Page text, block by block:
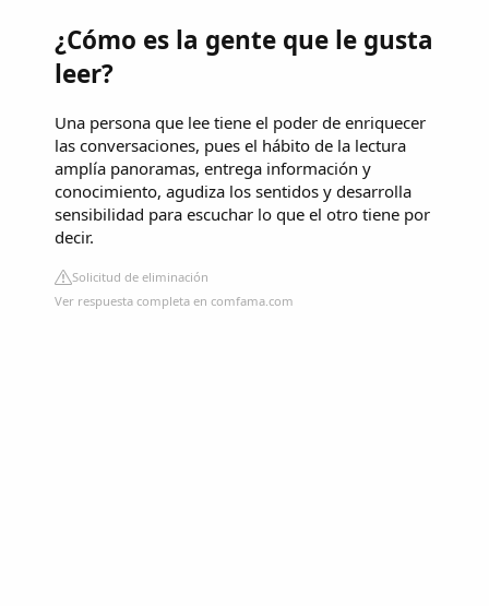
¿Cómo es la gente que le gusta
leer?
Una persona que lee tiene el poder de enriquecer
las conversaciones, pues el hábito de la lectura
amplía panoramas, entrega información y
conocimiento, agudiza los sentidos y desarrolla
sensibilidad para escuchar lo que el otro tiene por
decir.
Solicitud de eliminación
Ver respuesta completa en comfama.com